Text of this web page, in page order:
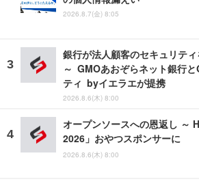
2026.8.7(金) 8:05
銀行が法人顧客のセキュリテ
～ GMOあおぞらネット銀行と
ティ byイエラエが提携
2026.8.6(木) 8:00
オープンソースへの恩返し ～
2026」おやつスポンサーに
2026.8.6(木) 8:00